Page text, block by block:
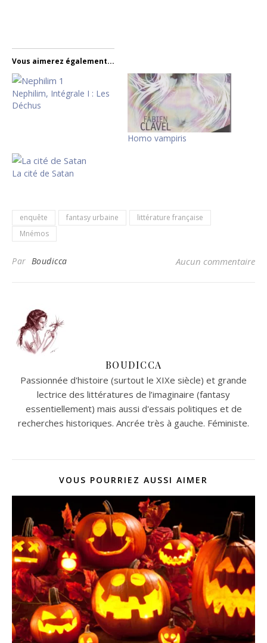
Vous aimerez également...
Nephilim, Intégrale I : Les
Déchus
Homo vampiris
La cité de Satan
enquête fantasy urbaine
littérature française
Mnémos
Par Boudicca Aucun commentaire
BOUDICCA
Passionnée d'histoire (surtout le XIXe siècle) et grande
lectrice des littératures de l’imaginaire (fantasy
essentiellement) mais aussi d'essais politiques et de
recherches historiques. Ancrée très à gauche. Féministe.
VOUS POURRIEZ AUSSI AIMER